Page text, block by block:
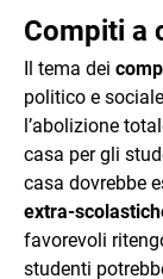
Compiti a
Il tema dei
politico e
l’abolizione
casa per gli
casa dovrebbe
extra-
favorevoli
studenti